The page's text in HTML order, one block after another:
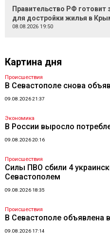
Правительство РФ готовит
для достройки жилья в
08.08.2026 19:50
Картина дня
Происшествия
В Севастополе снова
09.08.2026 21:37
Экономика
В России выросло
09.08.2026 20:16
Происшествия
Силы ПВО сбили 4
Севастополем
09.08.2026 18:35
Происшествия
В Севастополе объявлена
09.08.2026 17:14